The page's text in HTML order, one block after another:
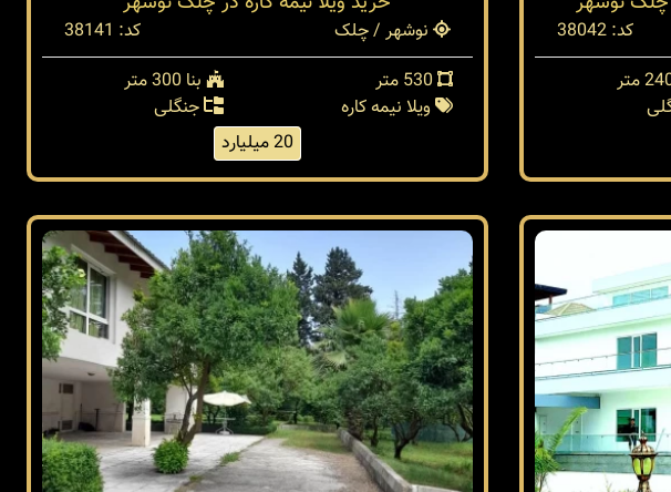
کد: 38042
نوشهر / چلک
کد: 38141
بنا 300 متر
ویلا نیمه کاره
جنگلی
20 میلیارد